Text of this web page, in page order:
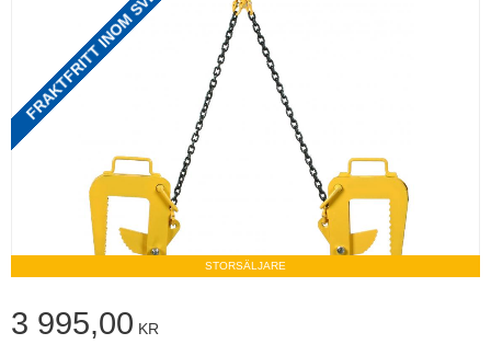
FRAKTFRITT INOM SVERIGE
STORSÄLJARE
3 995,00 KR